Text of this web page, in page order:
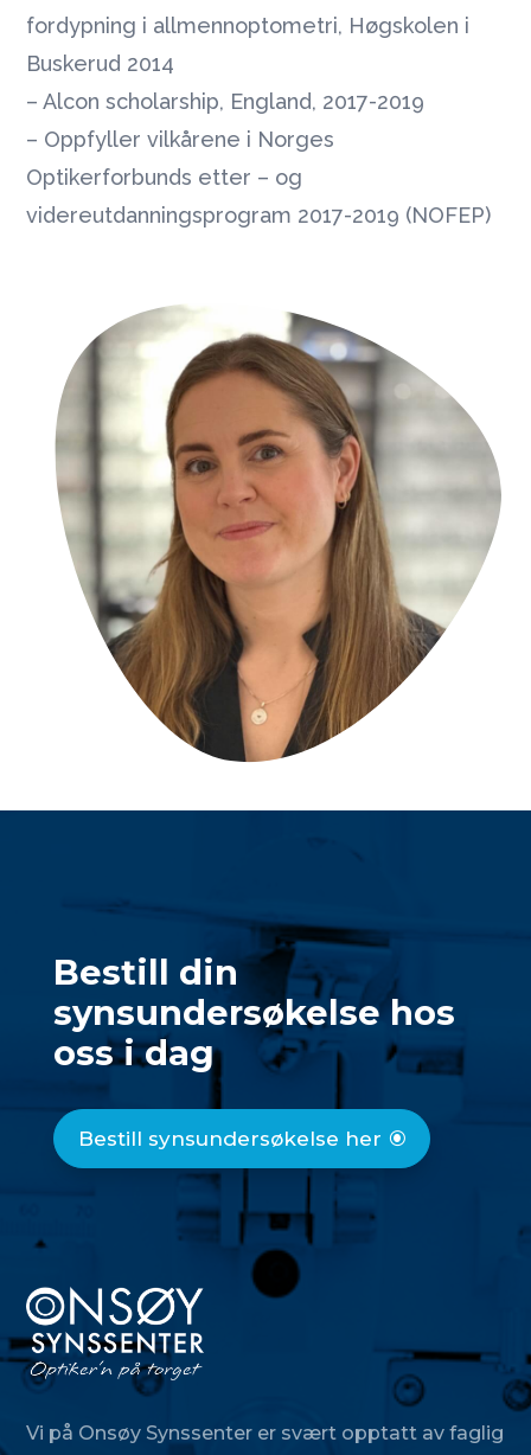
fordypning i allmennoptometri, Høgskolen i
Buskerud 2014
– Alcon scholarship, England, 2017-2019
– Oppfyller vilkårene i Norges
Optikerforbunds etter – og
videreutdanningsprogram 2017-2019 (NOFEP)
Bestill din
synsundersøkelse hos
oss i dag
Bestill synsundersøkelse her
Vi på Onsøy Synssenter er svært opptatt av faglig